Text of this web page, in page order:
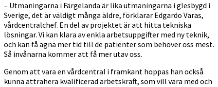
– Utmaningarna i Färgelanda är lika utmaningarna i glesbygd i
Sverige, det är väldigt många äldre, förklarar Edgardo Varas,
vårdcentralchef. En del av projektet är att hitta tekniska
lösningar. Vi kan klara av enkla arbetsuppgifter med ny teknik,
och kan få ägna mer tid till de patienter som behöver oss mest.
Så invånarna kommer att få mer utav oss.
Genom att vara en vårdcentral i framkant hoppas han också
kunna attrahera kvalificerad arbetskraft, som vill vara med och